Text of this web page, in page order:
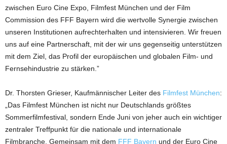
zwischen Euro Cine Expo, Filmfest München und der Film
Commission des FFF Bayern wird die wertvolle Synergie zwischen
unseren Institutionen aufrechterhalten und intensivieren. Wir freuen
uns auf eine Partnerschaft, mit der wir uns gegenseitig unterstützen
mit dem Ziel, das Profil der europäischen und globalen Film- und
Fernsehindustrie zu stärken.”
Dr. Thorsten Grieser, Kaufmännischer Leiter des Filmfest München:
„Das Filmfest München ist nicht nur Deutschlands größtes
Sommerfilmfestival, sondern Ende Juni von jeher auch ein wichtiger
zentraler Treffpunkt für die nationale und internationale
Filmbranche. Gemeinsam mit dem FFF Bayern und der Euro Cine